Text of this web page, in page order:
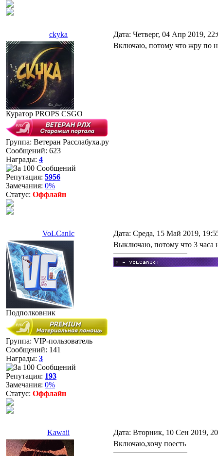
ckyka Дата: Четверг, 04 Апр 2019,
Куратор PROPS CSGO
Группа: Ветеран Расслабуха.ру
Сообщений: 623
Награды: 4
Репутация: 5956
Замечания: 0%
Статус: Оффлайн
Включаю, потому что жру по
VoLCanIc Дата: Среда, 15 Май 2019,
Подполковник
Группа: VIP-пользователь
Сообщений: 141
Награды: 3
Репутация: 193
Замечания: 0%
Статус: Оффлайн
Выключаю, потому что 3 часа
Kawaii Дата: Вторник, 10 Сен 2019,
Включаю,хочу поесть